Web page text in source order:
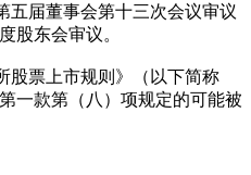
五届董事会第十三次会议审议
股东会审议。
股票上市规则》（以下简称
一款第（八）项规定的可能被